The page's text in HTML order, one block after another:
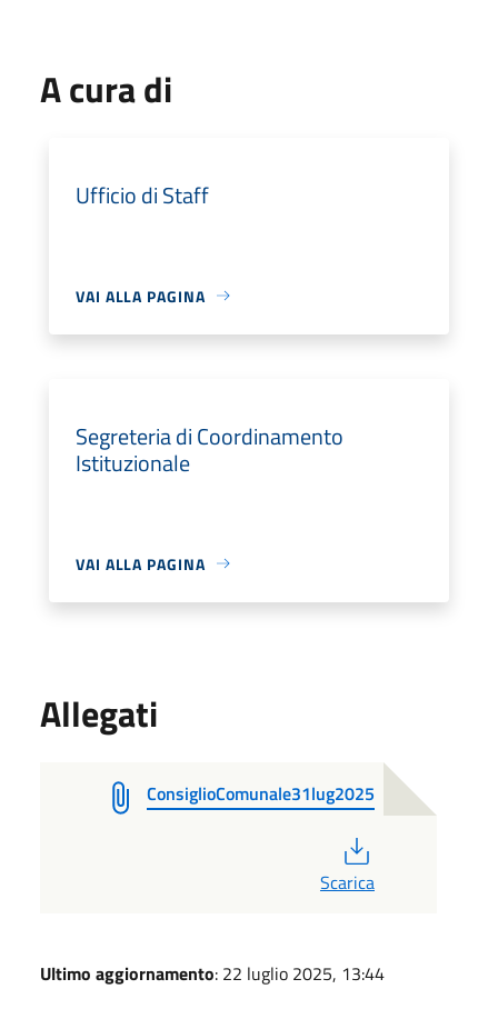
A cura di
Ufficio di Staff
VAI ALLA PAGINA
Segreteria di Coordinamento
Istituzionale
VAI ALLA PAGINA
Allegati
ConsiglioComunale31lug2025
Scarica
Ultimo aggiornamento: 22 luglio 2025, 13:44